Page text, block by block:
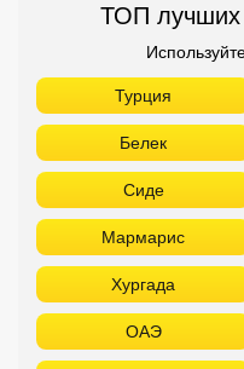
ТОП лучших
Турция
Белек
Сиде
Мармарис
Хургада
ОАЭ